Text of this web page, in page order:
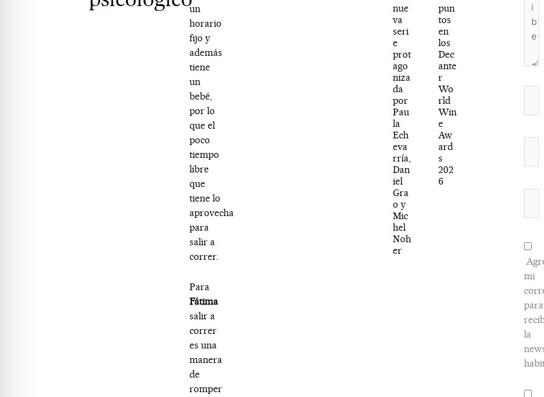
un
horario
fijo y
además
tiene
un
bebé,
por lo
que el
poco
tiempo
libre
que
tiene lo
aprovecha
para
salir a
correr.
Para
Fátima
salir a
correr
es una
manera
de
romper
nue
va
seri
e
prot
ago
niza
da
por
Pau
la
Ech
eva
rría,
Dan
iel
Gra
o y
Mic
hel
Noh
er
pun
tos
en
los
Dec
ante
r
Wo
rld
Win
e
Aw
ard
s
202
6
mi
para
la